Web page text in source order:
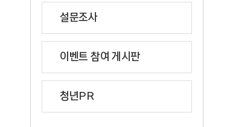
설문조사
이벤트 참여 게시판
청년PR